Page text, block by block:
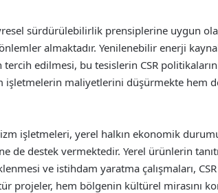
sürdürülebilirlik prensiplerine uygun
almaktadır. Yenilenebilir enerji
edilmesi, bu tesislerin CSR
işletmelerin maliyetlerini düşürmekte hem
işletmeleri, yerel halkın ekonomik
de destek vermektedir. Yerel ürünlerin
ve istihdam yaratma çalışmaları,
tür projeler, hem bölgenin kültürel mirasını